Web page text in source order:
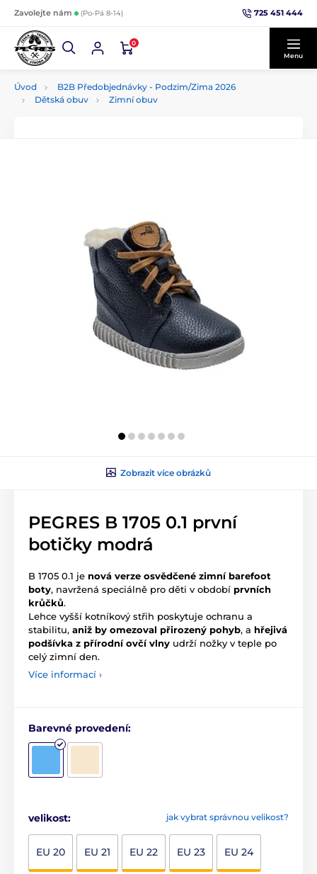
Zavolejte nám (Po-Pá 8-14) 725 451 444
0
Menu
Úvod
B2B Předobjednávky - Podzim/Zima 2026
Dětská obuv
Zimní obuv
Zobrazit více obrázků
PEGRES B 1705 0.1 první
botičky modrá
B 1705 0.1 je nová verze osvědčené zimní barefoot
boty, navržená speciálně pro děti v období prvních
krůčků.
Lehce vyšší kotníkový střih poskytuje ochranu a
stabilitu, aniž by omezoval přirozený pohyb, a hřejivá
podšívka z přírodní ovčí vlny udrží nožky v teple po
celý zimní den.
Více informací ›
Barevné provedení:
jak vybrat správnou velikost?
velikost:
EU 20 EU 21 EU 22 EU 23 EU 24